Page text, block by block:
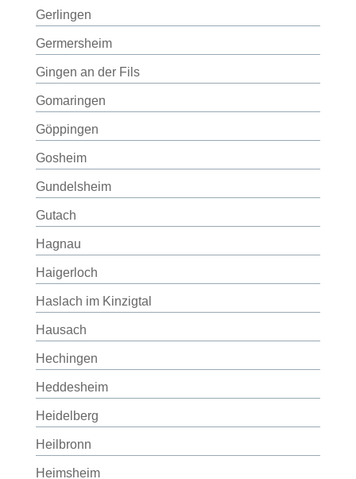
Gerlingen
Germersheim
Gingen an der Fils
Gomaringen
Göppingen
Gosheim
Gundelsheim
Gutach
Hagnau
Haigerloch
Haslach im Kinzigtal
Hausach
Hechingen
Heddesheim
Heidelberg
Heilbronn
Heimsheim